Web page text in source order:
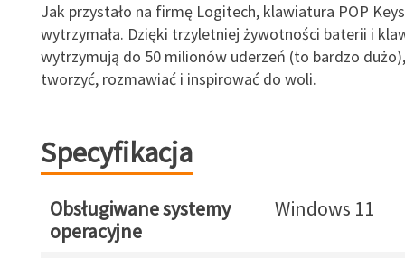
Jak przystało na firmę Logitech, klawiatura POP
wytrzymała. Dzięki trzyletniej żywotności baterii i
wytrzymują do 50 milionów uderzeń (to bardzo
tworzyć, rozmawiać i inspirować do woli.
Specyfikacja
Obsługiwane systemy
operacyjne
Windows 11